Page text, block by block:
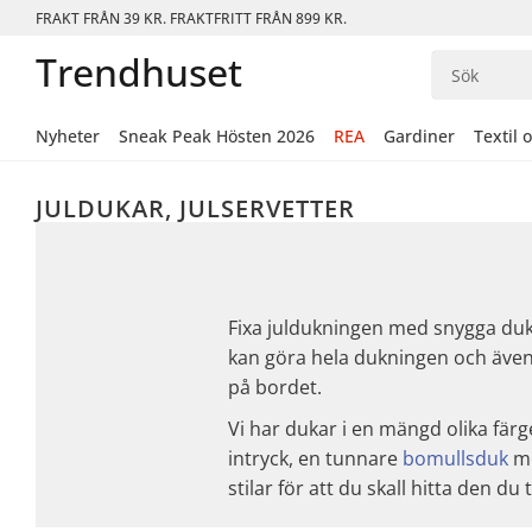
FRAKT FRÅN 39 KR. FRAKTFRITT FRÅN 899 KR.
Trendhuset
Nyheter Sneak Peak Hösten 2026 REA Gardiner Textil
JULDUKAR, JULSERVETTER
Fixa juldukningen med snygga
kan göra hela dukningen och
på bordet.
Vi har dukar i en mängd olika
intryck, en tunnare bomullsduk
stilar för att du skall hitta den du